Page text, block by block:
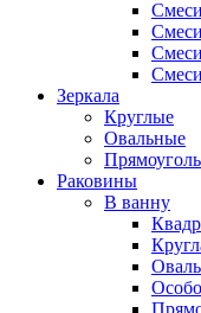
Зеркала
Круглые
Овальные
Раковины
В ванну